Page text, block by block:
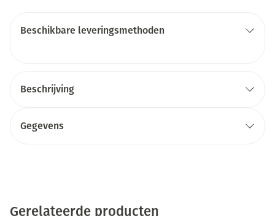
Beschikbare leveringsmethoden
Beschrijving
Gegevens
Gerelateerde producten